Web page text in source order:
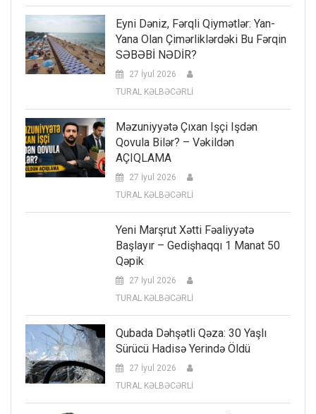
Eyni Dəniz, Fərqli Qiymətlər: Yan-
Yana Olan Çimərliklərdəki Bu Fərqin
SƏBƏBİ NƏDİR?
27 İyul 2026
TURAL KƏLBƏCƏRLİ
Məzuniyyətə Çıxan Işçi Işdən
Qovula Bilər? – Vəkildən
AÇIQLAMA
27 İyul 2026
TURAL KƏLBƏCƏRLİ
Yeni Marşrut Xətti Fəaliyyətə
Başlayır – Gedişhaqqı 1 Manat 50
Qəpik
27 İyul 2026
TURAL KƏLBƏCƏRLİ
Qubada Dəhşətli Qəza: 30 Yaşlı
Sürücü Hadisə Yerində Öldü
27 İyul 2026
TURAL KƏLBƏCƏRLİ